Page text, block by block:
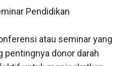
Pendidikan
atau seminar yang
pentingnya donor darah